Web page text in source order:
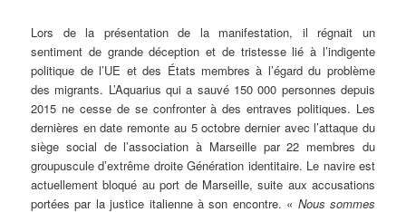
Lors de la présentation de la manifestation, il régnait un
sentiment de grande déception et de tristesse lié à l’indigente
politique de l’UE et des États membres à l’égard du problème
des migrants. L’Aquarius qui a sauvé 150 000 personnes depuis
2015 ne cesse de se confronter à des entraves politiques. Les
dernières en date remonte au 5 octobre dernier avec l’attaque du
siège social de l’association à Marseille par 22 membres du
groupuscule d’extrême droite Génération identitaire. Le navire est
actuellement bloqué au port de Marseille, suite aux accusations
portées par la justice italienne à son encontre. « Nous sommes